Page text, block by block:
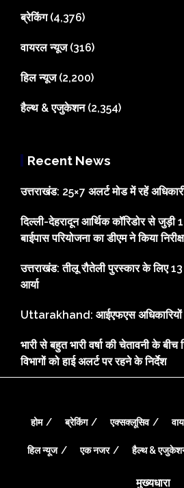
ब्रेकिंग(4,376)
वायरल न्यूज(316)
हिल न्यूज(2,200)
हैल्थ & एजुकेशन(2,354)
Recent News
उत्तराखंड: 25×7 अलर्ट मोड में रहें
दिल्ली-देहरादून आर्थिक कॉरिडोर से जुड़ी
बाईपास परियोजना का डीएम ने किया
उत्तराखंड: तीलू रौतेली पुरस्कार के लिए
आर्या
Uttarakhand: आईएफएस
भारी से बहुत भारी वर्षा की चेतावनी के
विभागों को हाई अलर्ट पर रहने के निर्देश
होम ब्रेकिंग एक्सक्लूसिव
हिल न्यूज एक नजर हैल्थ &
मुख्यधारा